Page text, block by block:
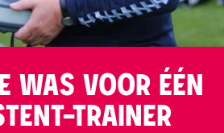
WAS VOOR ÉÉN
TRAINER